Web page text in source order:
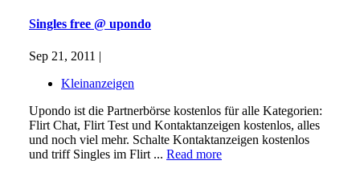
Singles free @ upondo
Sep 21, 2011 |
Kleinanzeigen
Upondo ist die Partnerbörse kostenlos für alle Kategorien:
Flirt Chat, Flirt Test und Kontaktanzeigen kostenlos, alles
und noch viel mehr. Schalte Kontaktanzeigen kostenlos
und triff Singles im Flirt ... Read more